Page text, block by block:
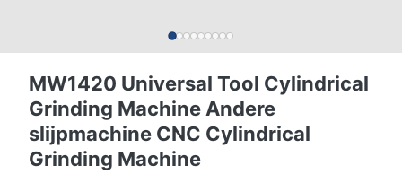
MW1420 Universal Tool Cylindrical
Grinding Machine Andere
slijpmachine CNC Cylindrical
Grinding Machine